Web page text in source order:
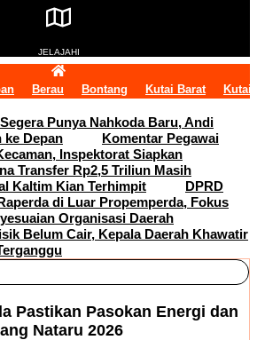
JELAJAHI
Berau Bontang Kutai Barat Kutai
Punya Nahkoda Baru, Andi
ke Depan
Komentar Pegawai
Inspektorat Siapkan
Transfer Rp2,5 Triliun Masih
Kaltim Kian Terhimpit
DPRD
di Luar Propemperda, Fokus
Organisasi Daerah
Belum Cair, Kepala Daerah Khawatir
Pastikan Pasokan Energi dan
Nataru 2026